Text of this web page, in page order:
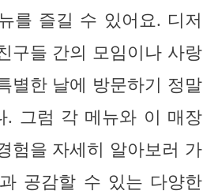
를 즐길 수 있어요. 디저
구들 간의 모임이나 사랑
별한 날에 방문하기 정말
. 그럼 각 메뉴와 이 매장
험을 자세히 알아보러 가
공감할 수 있는 다양한